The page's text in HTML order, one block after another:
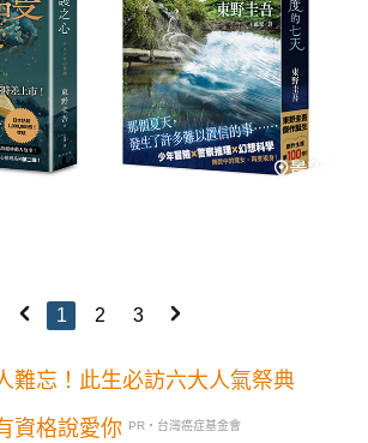
1 2 3
難忘！此生必訪六大人氣祭典
資格說愛你 PR・台灣癌症基金會